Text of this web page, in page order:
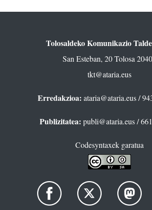
Tolosaldeko Komunikazio
San Esteban, 20 Tolosa
tkt@ataria.eus
Erredakzioa: ataria@ataria.eus/
Publizitatea: publi@ataria.eus/
Codesyntaxek garatua